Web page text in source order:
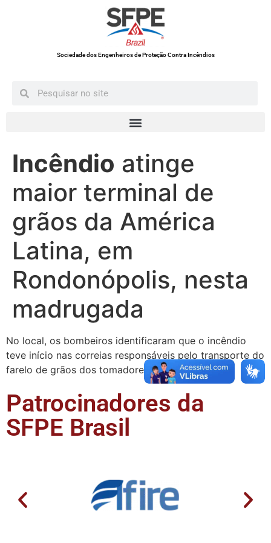
Sociedade dos Engenheiros de Proteção Contra Incêndios
Incêndio atinge
maior terminal de
grãos da América
Latina, em
Rondonópolis, nesta
madrugada
No local, os bombeiros identificaram que o incêndio
teve início nas correias responsáveis pelo transporte do
farelo de grãos dos tomadores para o silo …
Patrocinadores da
SFPE Brasil